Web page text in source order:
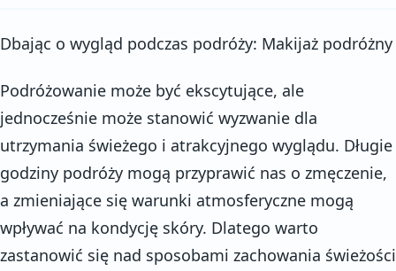
Dbając o wygląd podczas podróży: Makijaż podróżny
Podróżowanie może być ekscytujące, ale
jednocześnie może stanowić wyzwanie dla
utrzymania świeżego i atrakcyjnego wyglądu. Długie
godziny podróży mogą przyprawić nas o zmęczenie,
a zmieniające się warunki atmosferyczne mogą
wpływać na kondycję skóry. Dlatego warto
zastanowić się nad sposobami zachowania świeżości